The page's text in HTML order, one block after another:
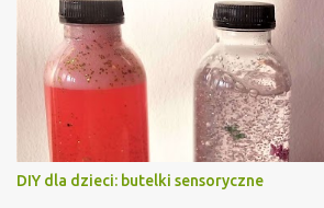
magiczne i proste rzeczy? Co to jest ciecz
Najprościej rzecz ujmując ciecz
nie), która na pierwszy rzut oka zaprzecza
spoczynku wydaje się być cieczą, ale gdy
staje się bardziej... stała? Będąc precyzyjną
nienewtonowskiej (Oobleck) tak właśnie się
bowiem płynem zagęszczanym ścinaniem,
inne "ciecze" nienewtonowskie, które
DIY dla dzieci: butelki sensoryczne